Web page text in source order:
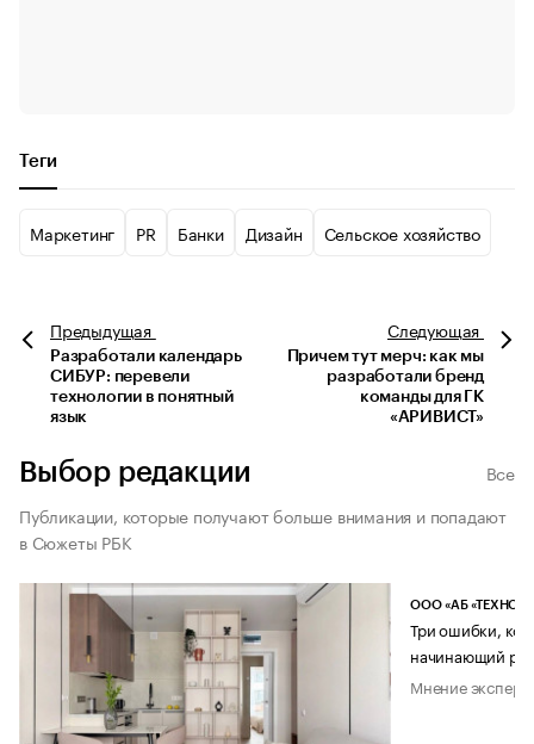
Теги
Маркетинг PR Банки Дизайн Сельское хозяйство
Предыдущая
Разработали календарь
СИБУР: перевели
технологии в понятный
язык
Следующая
Причем тут мерч: как мы
разработали бренд
команды для ГК
«АРИВИСТ»
Выбор редакции
Все
Публикации, которые получают больше внимания и попадают
в Сюжеты РБК
ООО «АБ
Три ошибки,
начинающий
Мнение